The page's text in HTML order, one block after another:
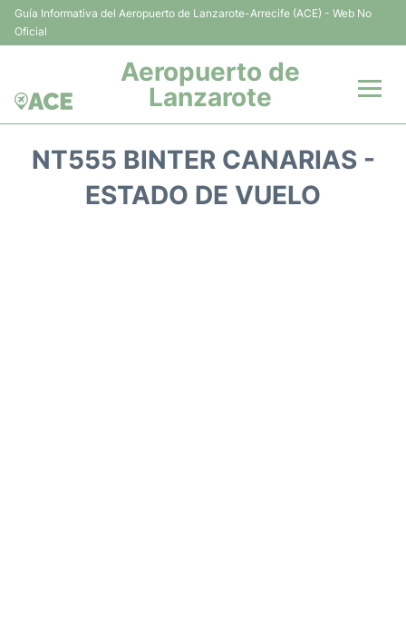
Guía Informativa del Aeropuerto de Lanzarote-Arrecife (ACE) - Web No
Oficial
Aeropuerto de
Lanzarote
NT555 BINTER CANARIAS -
ESTADO DE VUELO